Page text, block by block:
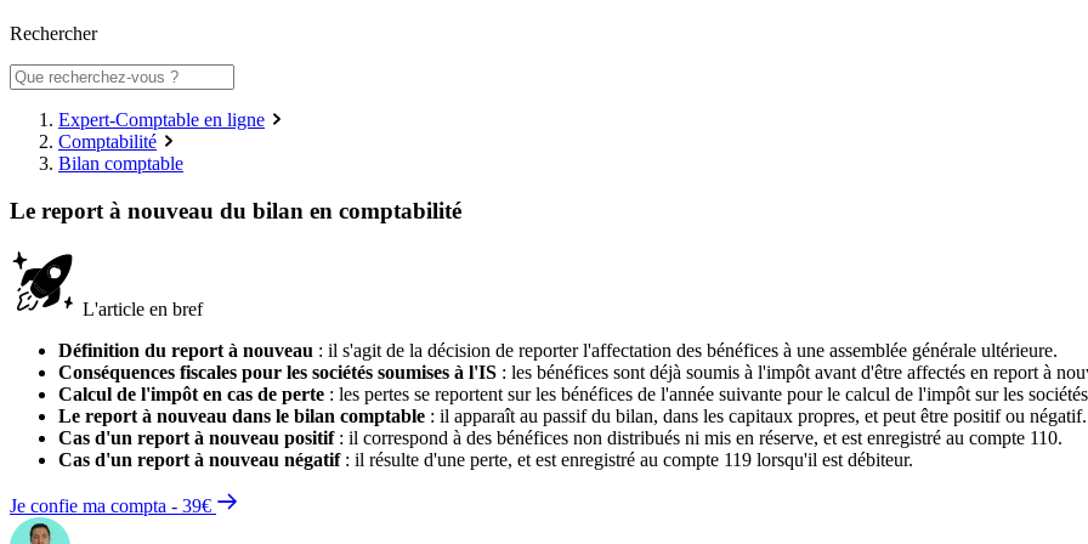
Rechercher
Expert-Comptable en ligne
Comptabilité
Bilan comptable
Le report à nouveau du bilan en comptabilité
L'article en bref
Définition du report à nouveau : il s'agit de la décision de reporter l'affectation des bénéfices à une assemblée générale ultérieure.
Conséquences fiscales pour les sociétés soumises à l'IS : les bénéfices sont déjà soumis à l'impôt avant d'être affectés en report à
Calcul de l'impôt en cas de perte : les pertes se reportent sur les bénéfices de l'année suivante pour le calcul de l'impôt sur les
Le report à nouveau dans le bilan comptable : il apparaît au passif du bilan, dans les capitaux propres, et peut être positif ou négatif.
Cas d'un report à nouveau positif: il correspond à des bénéfices non distribués ni mis en réserve, et est enregistré au compte 110.
Cas d'un report à nouveau négatif: il résulte d'une perte, et est enregistré au compte 119 lorsqu'il est débiteur.
Je confie ma compta - 39€